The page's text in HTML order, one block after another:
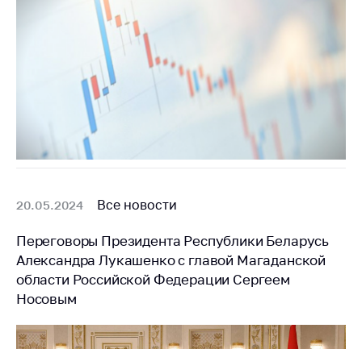
20.05.2024 Все новости
Переговоры Президента Республики Беларусь
Александра Лукашенко с главой Магаданской
области Российской Федерации Сергеем
Носовым